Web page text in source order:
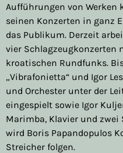
Aufführungen von Werken
seinen Konzerten in ganz
das Publikum. Derzeit
vier Schlagzeugkonzerten
kroatischen Rundfunks.
„Vibrafonietta“ und Igor
und Orchester unter der
eingespielt sowie Igor
Marimba, Klavier und zwei
wird Boris Papandopulos
Streicher folgen.